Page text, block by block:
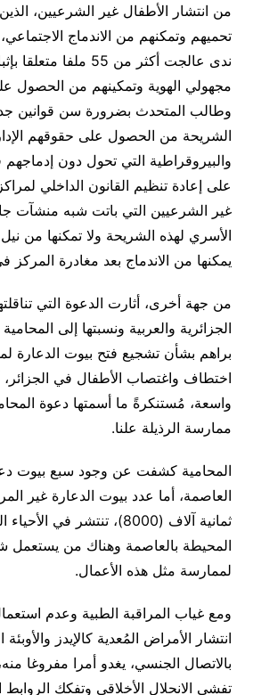
من انتشار الأطفال غير الشرعيين،
تحميهم وتمكنهم من الاندماج
ندى عالجت أكثر من 55
مجهولي الهوية وتمكينهم من الحصول
وطالب المتحدث بضرورة سن قوانين
الشريحة من الحصول على حقوقهم
والبيروقراطية التي تحول دون
على إعادة تنظيم القانون الداخلي
غير الشرعيين التي باتت شبه منشآت
الأسري لهذه الشريحة ولا تمكنها من
يمكنها من الاندماج بعد مغادرة
من جهة أخرى، أثارت الدعوة التي
الجزائرية والعربية ونسبتها إلى
براهم بشأن تشجيع فتح بيوت الدعارة
اختطاف واغتصاب الأطفال في
واسعة، مُستنكرةً ما أسمتها دعوة
ممارسة الرذيلة علنا.
المحامية كشفت عن وجود سبع بيوت
العاصمة، أما عدد بيوت الدعارة غير
ثمانية آلاف (8000)، تنتشر
المحيطة بالعاصمة وهناك من يستعمل
لممارسة مثل هذه الأعمال.
ومع غياب المراقبة الطبية وعدم
انتشار الأمراض المُعدية كالإيدز والأوبئة
بالاتصال الجنسي، يغدو أمرا مفروغا
تفشي الانحلال الأخلاقي وتفكك